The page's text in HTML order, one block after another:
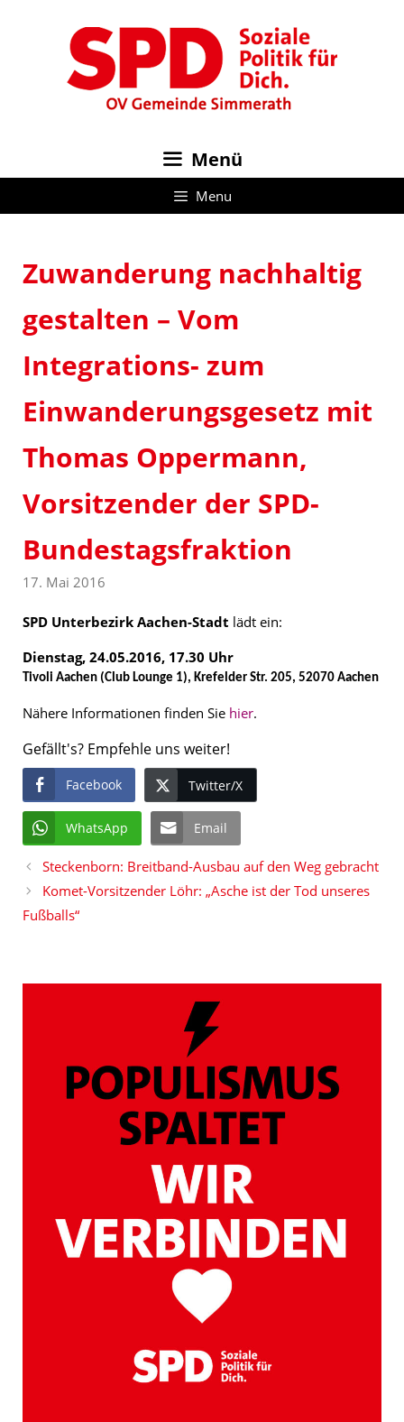
Menü
Menu
Zuwanderung nachhaltig
gestalten – Vom
Integrations- zum
Einwanderungsgesetz mit
Thomas Oppermann,
Vorsitzender der SPD-
Bundestagsfraktion
17. Mai 2016
SPD Unterbezirk Aachen-Stadt lädt ein:
Dienstag, 24.05.2016, 17.30 Uhr
Tivoli Aachen (Club Lounge 1), Krefelder Str. 205, 52070 Aachen
Nähere Informationen finden Sie hier.
Gefällt's? Empfehle uns weiter!
Facebook Twitter/X
WhatsApp Email
Steckenborn: Breitband-Ausbau auf den Weg gebracht
Komet-Vorsitzender Löhr: „Asche ist der Tod unseres
Fußballs“